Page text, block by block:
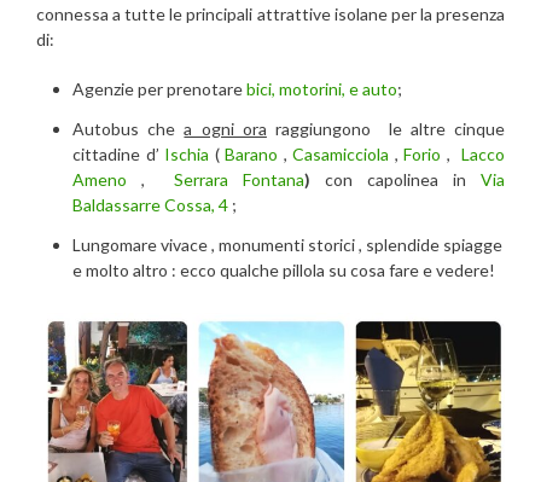
connessa a tutte le principali attrattive isolane per la presenza
di:
Agenzie per prenotarebici, motorini, e auto;
Autobus chea ogni ora raggiungono le altre cinque
cittadine d’ Ischia (Barano ,Casamicciola ,Forio , Lacco
Ameno , Serrara Fontana) con capolinea in Via
Baldassarre Cossa, 4 ;
Lungomare vivace , monumenti storici , splendide spiagge
e molto altro : ecco qualche pillola su cosa fare e vedere!